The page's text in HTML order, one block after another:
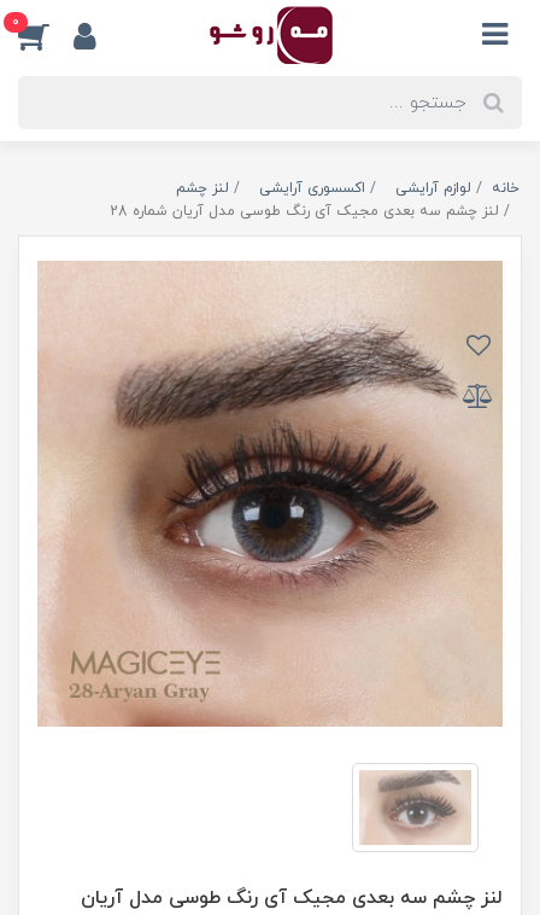
0
خانه لوازم آرایشی اکسسوری آرایشی
لنز چشم
لنز چشم سه بعدی مجیک آی رنگ طوسی مدل آریان شماره 28
لنز چشم سه بعدی مجیک آی رنگ طوسی مدل آریان